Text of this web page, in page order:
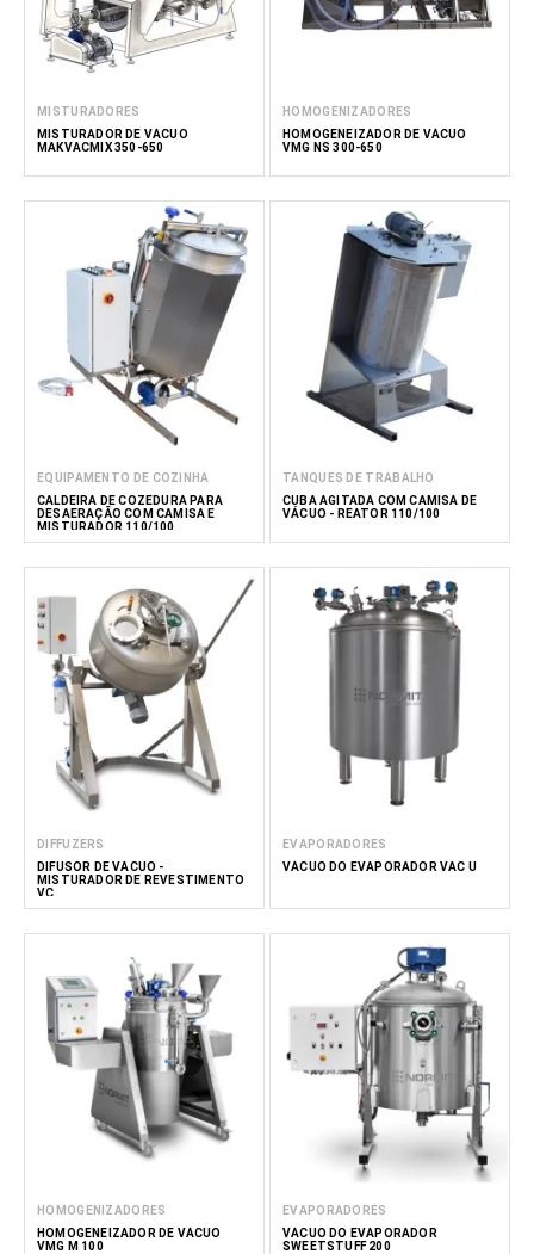
MISTURADORES
MISTURADOR DE VÁCUO
MAKVACMIX 350-650
HOMOGENIZADORES
HOMOGENEIZADOR DE VÁCUO
VMG NS 300-650
EQUIPAMENTO DE COZINHA
CALDEIRA DE COZEDURA PARA
DESAERAÇÃO COM CAMISA E
MISTURADOR 110/100
TANQUES DE TRABALHO
CUBA AGITADA COM CAMISA DE
VÁCUO - REATOR 110/100
DIFFUZERS
DIFUSOR DE VÁCUO -
MISTURADOR DE REVESTIMENTO
VC
EVAPORADORES
VÁCUO DO EVAPORADOR VAC U
HOMOGENIZADORES
HOMOGENEIZADOR DE VÁCUO
VMG M 100
EVAPORADORES
VÁCUO DO EVAPORADOR
SWEETSTUFF 200